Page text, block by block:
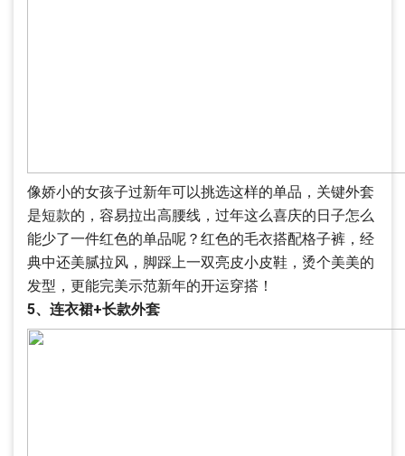
像娇小的女孩子过新年可以挑选这样的单品，关键外套
是短款的，容易拉出高腰线，过年这么喜庆的日子怎么
能少了一件红色的单品呢？红色的毛衣搭配格子裤，经
典中还美腻拉风，脚踩上一双亮皮小皮鞋，烫个美美的
发型，更能完美示范新年的开运穿搭！
5、连衣裙+长款外套